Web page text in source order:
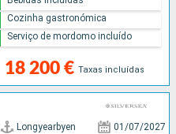
18 200 € Taxas incluídas
Cozinha gastronómica
Serviço de mordomo incluído
Longyearbyen 01/07/2027